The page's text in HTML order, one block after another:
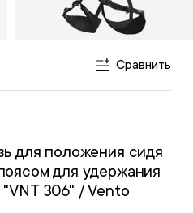
Сравнить
для положения сидя
для удержания
306" / Vento